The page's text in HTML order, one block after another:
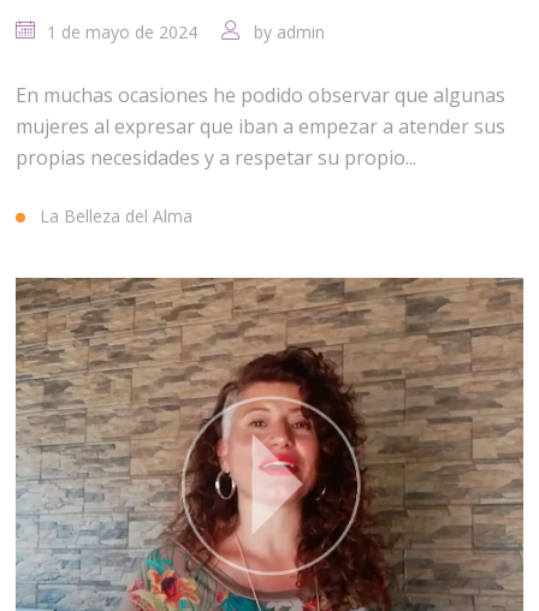
1 de mayo de 2024 by admin
En muchas ocasiones he podido observar que algunas
mujeres al expresar que iban a empezar a atender sus
propias necesidades y a respetar su propio...
La Belleza del Alma